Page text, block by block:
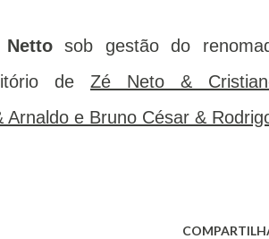
Nettosob gestão do
de Zé Neto &
Arnaldo e Bruno César &